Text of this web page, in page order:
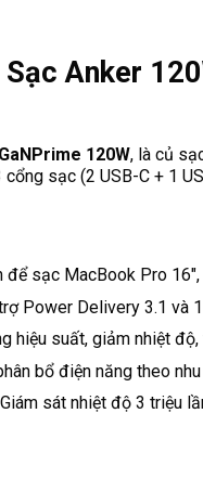
Anker
120W, là củ
sạc (2 USB-C + 1
để sạc MacBook Pro
Power Delivery 3.1 và
hiệu suất, giảm nhiệt
bổ điện năng theo
sát nhiệt độ 3 triệu